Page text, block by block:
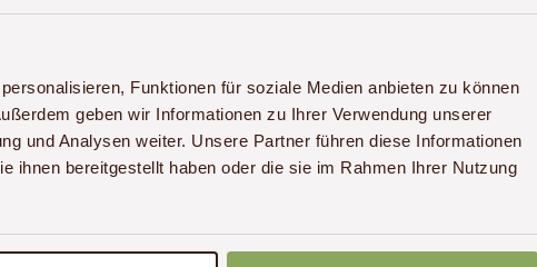
Funktionen für soziale Medien anbieten zu können
geben wir Informationen zu Ihrer Verwendung unserer
und Analysen weiter. Unsere Partner führen diese Informationen
ihnen bereitgestellt haben oder die sie im Rahmen Ihrer Nutzung
Arathusa Safari Lodge